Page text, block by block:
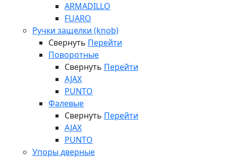
ARMADILLO
FUARO
Ручки защелки (knob)
Свернуть Перейти
Поворотные
Свернуть Перейти
AJAX
PUNTO
Фалевые
Свернуть Перейти
AJAX
PUNTO
Упоры дверные